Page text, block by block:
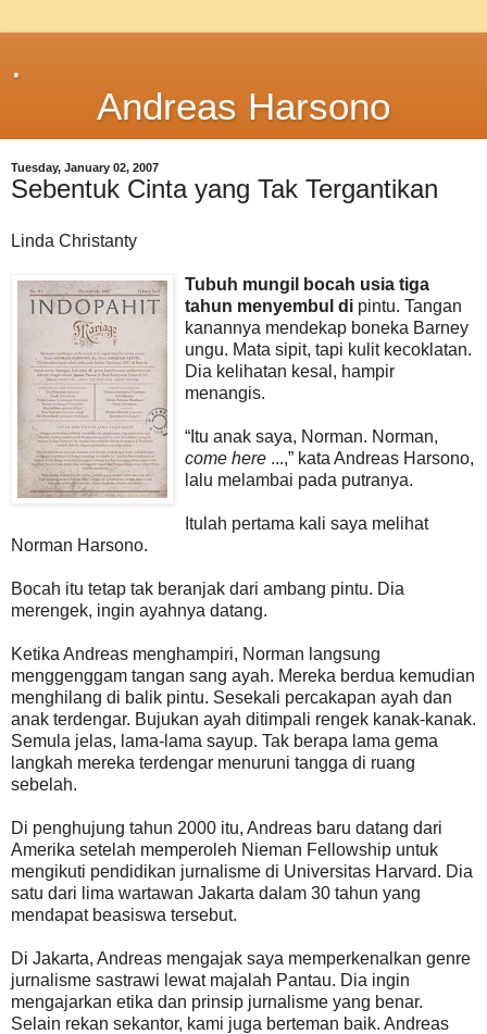
.
Andreas Harsono
Tuesday, January 02, 2007
Sebentuk Cinta yang Tak Tergantikan
Linda Christanty
Tubuh mungil bocah usia tiga
tahun menyembul di pintu. Tangan
kanannya mendekap boneka Barney
ungu. Mata sipit, tapi kulit kecoklatan.
Dia kelihatan kesal, hampir
menangis.
“Itu anak saya, Norman. Norman,
come here ...,” kata Andreas Harsono,
lalu melambai pada putranya.
Itulah pertama kali saya melihat
Norman Harsono.
Bocah itu tetap tak beranjak dari ambang pintu. Dia
merengek, ingin ayahnya datang.
Ketika Andreas menghampiri, Norman langsung
menggenggam tangan sang ayah. Mereka berdua kemudian
menghilang di balik pintu. Sesekali percakapan ayah dan
anak terdengar. Bujukan ayah ditimpali rengek kanak-kanak.
Semula jelas, lama-lama sayup. Tak berapa lama gema
langkah mereka terdengar menuruni tangga di ruang
sebelah.
Di penghujung tahun 2000 itu, Andreas baru datang dari
Amerika setelah memperoleh Nieman Fellowship untuk
mengikuti pendidikan jurnalisme di Universitas Harvard. Dia
satu dari lima wartawan Jakarta dalam 30 tahun yang
mendapat beasiswa tersebut.
Di Jakarta, Andreas mengajak saya memperkenalkan genre
jurnalisme sastrawi lewat majalah Pantau. Dia ingin
mengajarkan etika dan prinsip jurnalisme yang benar.
Selain rekan sekantor, kami juga berteman baik. Andreas